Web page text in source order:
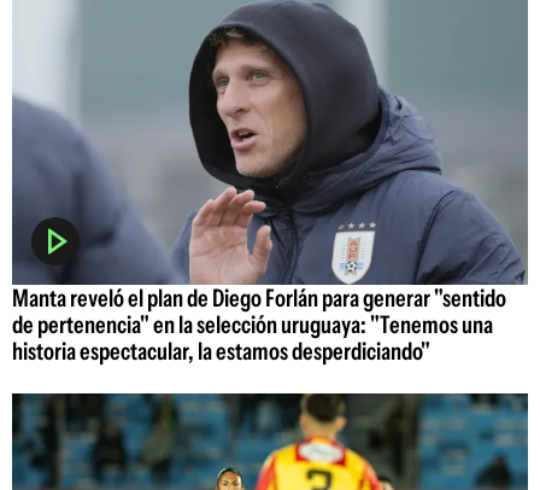
Manta reveló el plan de Diego Forlán para generar "sentido
de pertenencia" en la selección uruguaya: "Tenemos una
historia espectacular, la estamos desperdiciando"